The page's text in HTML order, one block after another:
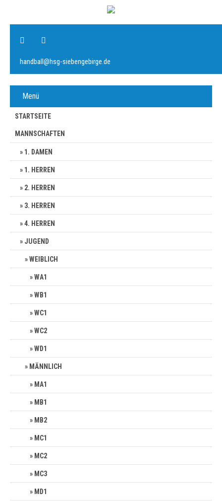
handball@hsg-siebengebirge.de
Menü
STARTSEITE
MANNSCHAFTEN
1. DAMEN
1. HERREN
2. HERREN
3. HERREN
4. HERREN
JUGEND
WEIBLICH
WA1
WB1
WC1
WC2
WD1
MÄNNLICH
MA1
MB1
MB2
MC1
MC2
MC3
MD1